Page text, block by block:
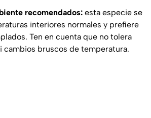
recomendados: esta especie se
interiores normales y prefiere
Ten en cuenta que no tolera
cambios bruscos de temperatura.